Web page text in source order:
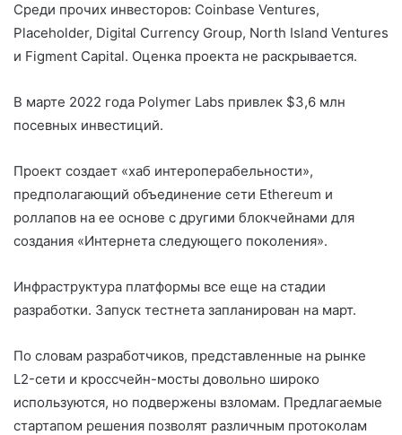
Среди прочих инвесторов: Coinbase Ventures,
Placeholder, Digital Currency Group, North Island Ventures
и Figment Capital. Оценка проекта не раскрывается.
В марте 2022 года Polymer Labs привлек $3,6 млн
посевных инвестиций.
Проект создает «хаб интероперабельности»,
предполагающий объединение сети Ethereum и
роллапов на ее основе с другими блокчейнами для
создания «Интернета следующего поколения».
Инфраструктура платформы все еще на стадии
разработки. Запуск тестнета запланирован на март.
По словам разработчиков, представленные на рынке
L2-сети и кроссчейн-мосты довольно широко
используются, но подвержены взломам. Предлагаемые
стартапом решения позволят различным протоколам